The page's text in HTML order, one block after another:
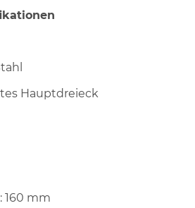
Hauptdreieck
160 mm